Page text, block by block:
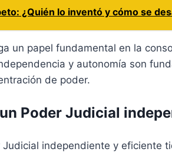
¿Quién lo inventó y cómo se
un papel fundamental en la
y autonomía son
de poder.
Poder Judicial
Judicial independiente y eficiente